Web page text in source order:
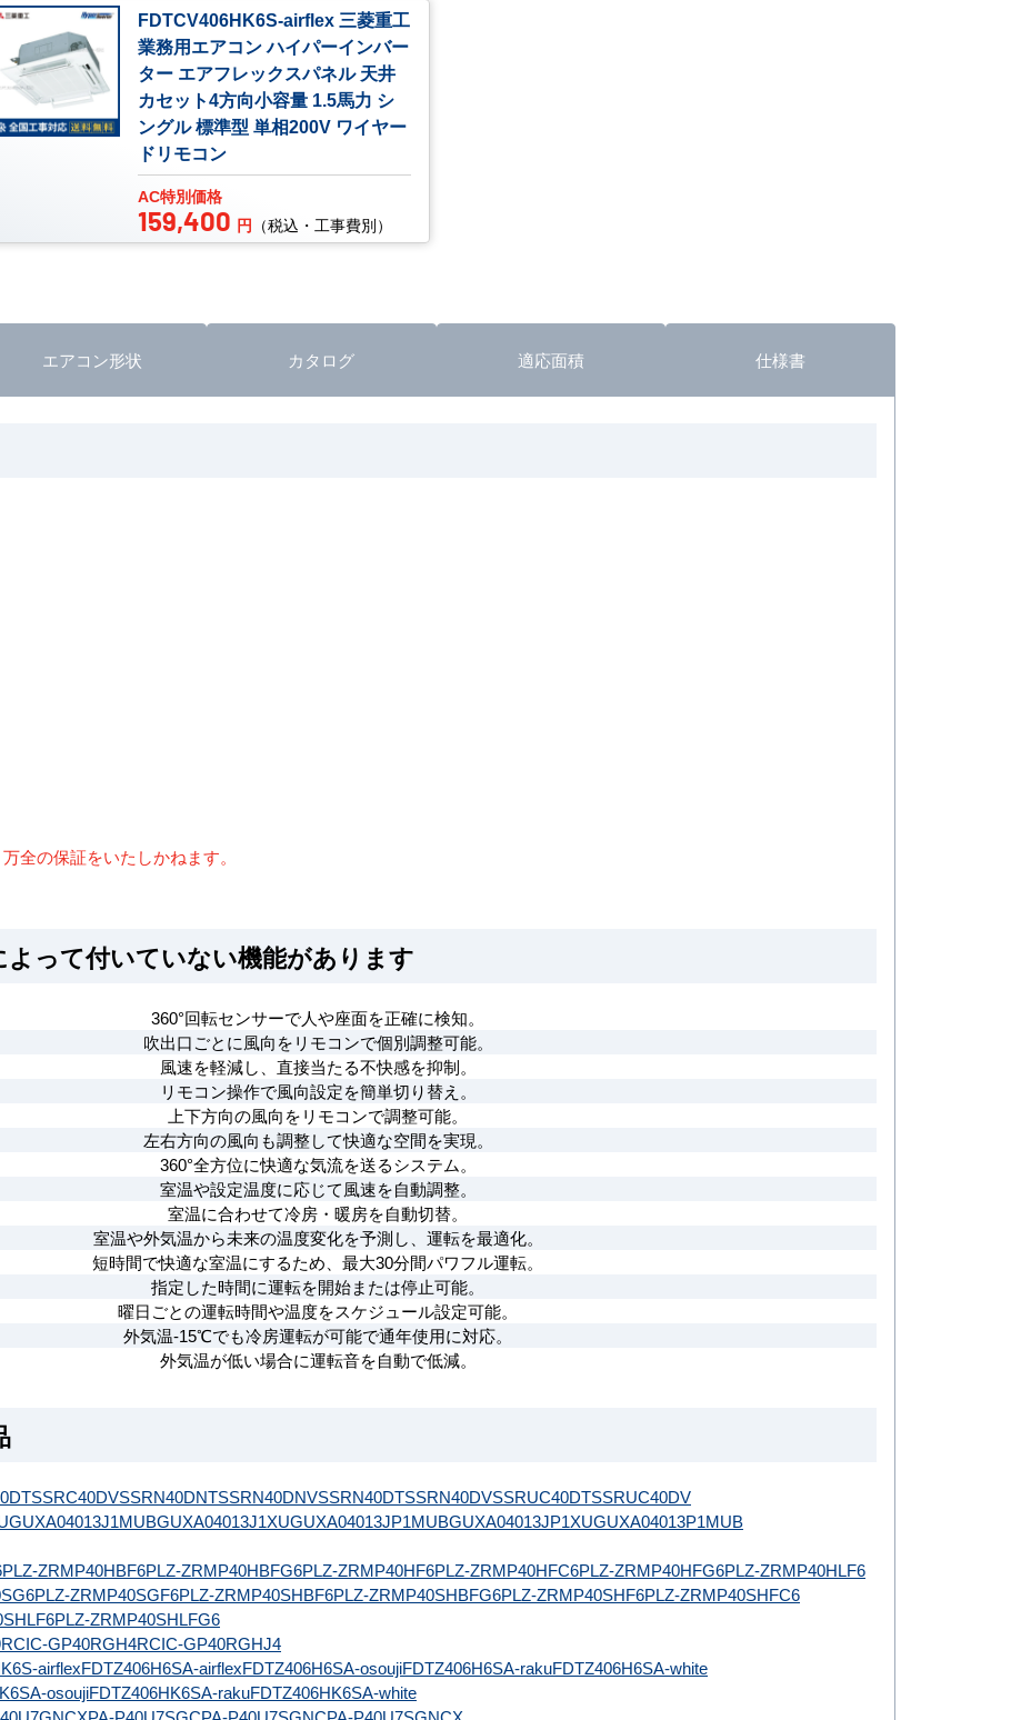
FDTCV406HK6S-airflex 三菱重工
業務用エアコン ハイパーインバー
ター エアフレックスパネル 天井
カセット4方向小容量 1.5馬力 シ
ングル 標準型 単相200V ワイヤー
ドリモコン
AC特別価格
159,400 円 （税込・工事費別）
エアコン形状 カタログ 適応面積 仕様書
全の保証をいたしかねます。
って付いていない機能があります
360°回転センサーで人や座面を正確に検知。
吹出口ごとに風向をリモコンで個別調整可能。
風速を軽減し、直接当たる不快感を抑制。
リモコン操作で風向設定を簡単切り替え。
上下方向の風向をリモコンで調整可能。
左右方向の風向も調整して快適な空間を実現。
360°全方位に快適な気流を送るシステム。
室温や設定温度に応じて風速を自動調整。
室温に合わせて冷房・暖房を自動切替。
室温や外気温から未来の温度変化を予測し、運転を最適化。
短時間で快適な室温にするため、最大30分間パワフル運転。
指定した時間に運転を開始または停止可能。
曜日ごとの運転時間や温度をスケジュール設定可能。
外気温-15℃でも冷房運転が可能で通年使用に対応。
外気温が低い場合に運転音を自動で低減。
SSRC40DVSSRN40DNTSSRN40DNVSSRN40DTSSRN40DVSSRUC40DTSSRUC40DV
GUXA04013J1MUBGUXA04013J1XUGUXA04013JP1MUBGUXA04013JP1XUGUXA04013P1MUB
PLZ-ZRMP40HBF6PLZ-ZRMP40HBFG6PLZ-ZRMP40HF6PLZ-ZRMP40HFC6PLZ-ZRMP40HFG6PLZ-ZRMP40HLF6
PLZ-ZRMP40SGF6PLZ-ZRMP40SHBF6PLZ-ZRMP40SHBFG6PLZ-ZRMP40SHF6PLZ-ZRMP40SHFC6
PLZ-ZRMP40SHLFG6
RCIC-GP40RGH4RCIC-GP40RGHJ4
airflexFDTZ406H6SA-airflexFDTZ406H6SA-osoujiFDTZ406H6SA-rakuFDTZ406H6SA-white
osoujiFDTZ406HK6SA-rakuFDTZ406HK6SA-white